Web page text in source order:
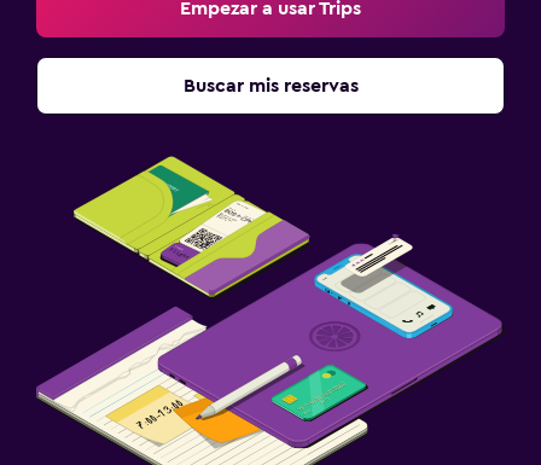
Empezar a usar Trips
Buscar mis reservas